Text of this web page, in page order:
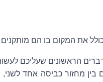
את המקום בו הם
הראשונים שעליכם
מחזור כביסה אחד לשני,